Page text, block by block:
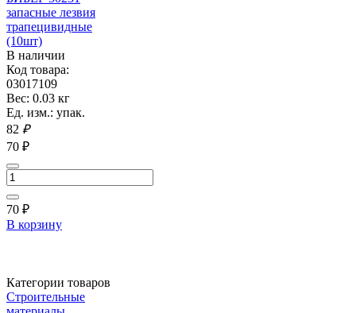
запасные лезвия
трапецивидные
(10шт)
В наличии
Код товара:
03017109
Вес: 0.03 кг
Ед. изм.: упак.
82 ₽
70 ₽
70 ₽
В корзину
Категории товаров
Строительные